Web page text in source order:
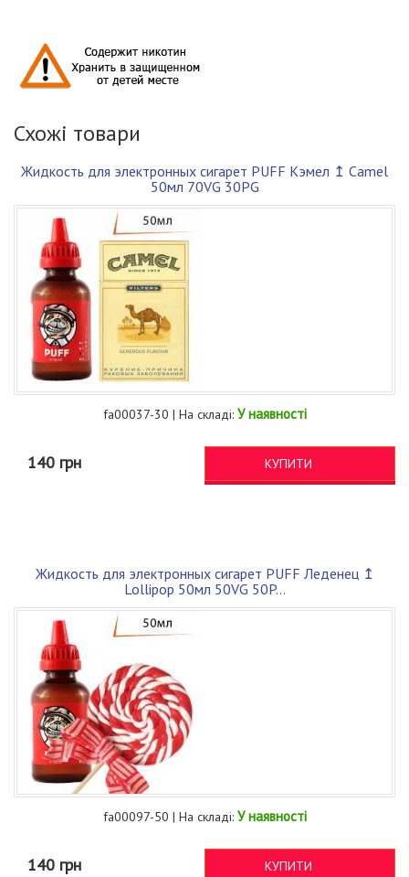
Схожі товари
Жидкость для электронных сигарет PUFF Кэмел ↥ Camel
50мл 70VG 30PG
fa00037-30 | На складі: У наявності
140 грн КУПИТИ
Жидкость для электронных сигарет PUFF Леденец ↥
Lollipop 50мл 50VG 50P...
fa00097-50 | На складі: У наявності
140 грн КУПИТИ